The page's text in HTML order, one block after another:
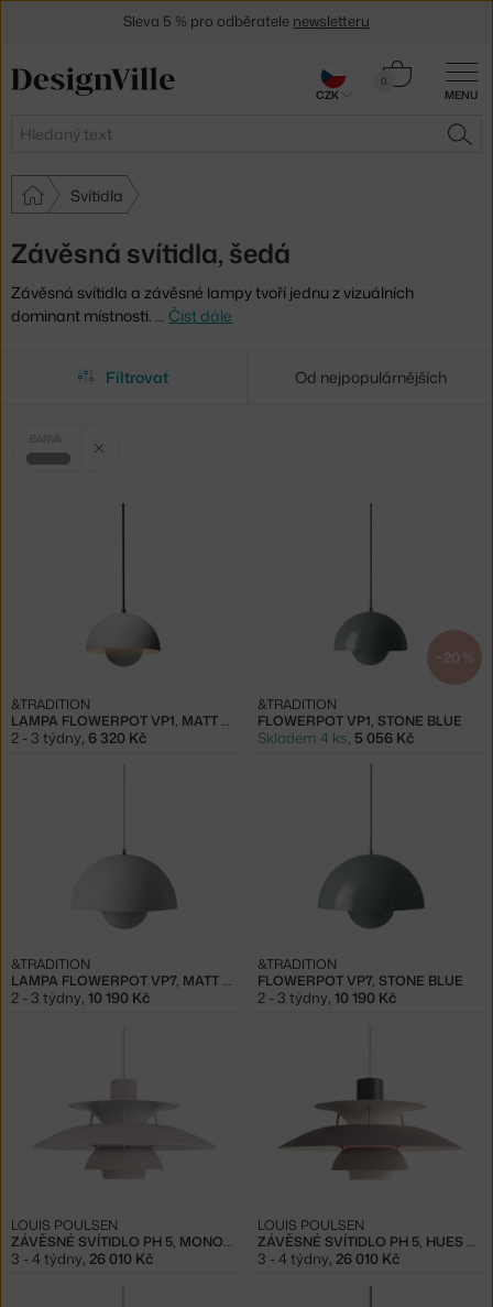
MENU
Hledat
0
Košík
Svítidla
Závěsná svítidla, šedá
Závěsná svítidla a závěsné lampy tvoří jednu z vizuálních
dominant místnosti. … Číst dále
Filtrovat Od nejpopulárnějších
Vybrané
filtry:
BARVA
šedá
LAMPA FLOWERPOT VP1, MATT LIGHT GREY
&TRADITION
2 - 3 týdny 6 320 Kč
−20 %
FLOWERPOT VP1, STONE BLUE
&TRADITION
Skladem 4 ks 5 056 Kč
LAMPA FLOWERPOT VP7, MATT LIGHT GREY
&TRADITION
2 - 3 týdny, 10 190 Kč
FLOWERPOT VP7, STONE BLUE
&TRADITION
2 - 3 týdny, 10 190 Kč
ZÁVĚSNÉ SVÍTIDLO PH 5, MONOCHROME OYSTER GREY
LOUIS POULSEN
3 - 4 týdny, 26 010 Kč
ZÁVĚSNÉ SVÍTIDLO PH 5, HUES OF GREY
LOUIS POULSEN
3 - 4 týdny, 26 010 Kč
Sleva 5 % pro odběratele newsletteru
CZK